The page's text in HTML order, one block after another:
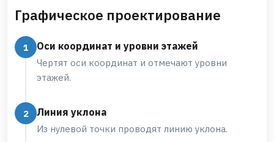
Графическое проектирование
Оси координат и уровни этажей
Чертят оси координат и отмечают уровни
этажей.
Линия уклона
Из нулевой точки проводят линию уклона.